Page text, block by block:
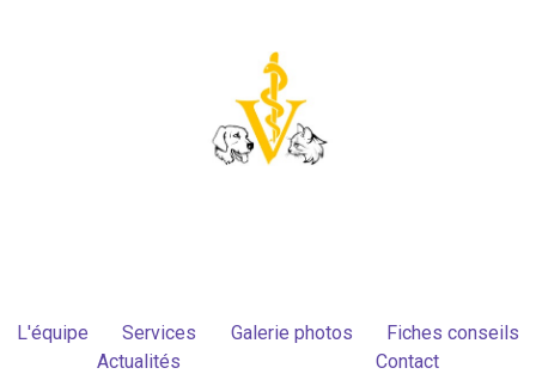
L'équipe Services Galerie photos
Fiches conseils
Actualités
Contact